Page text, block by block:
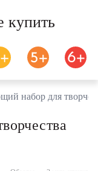
купить
набор для